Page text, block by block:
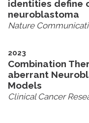
identities define
neuroblastoma
Nature
2023
Combination
aberrant
Models
Clinical Cancer